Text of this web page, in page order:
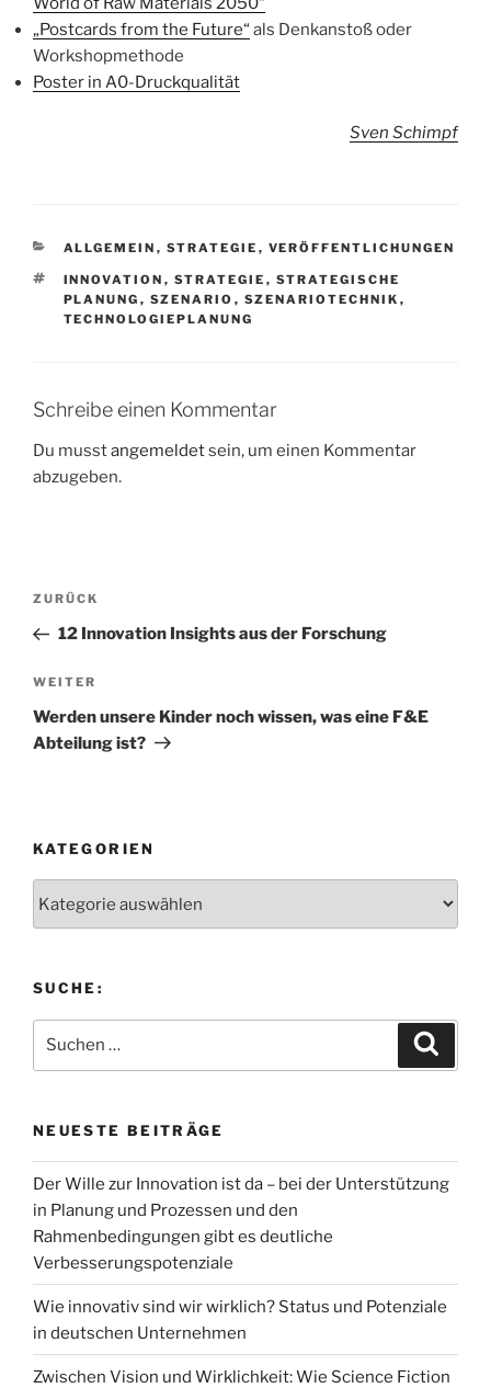
„Postcards from the Future“ als Denkanstoß oder
Workshopmethode
Poster in A0-Druckqualität
Sven Schimpf
KATEGORIEN
ALLGEMEIN , STRATEGIE , VERÖFFENTLICHUNGEN
SCHLAGWÖRTER
INNOVATION , STRATEGIE , STRATEGISCHE
PLANUNG , SZENARIO , SZENARIOTECHNIK ,
TECHNOLOGIEPLANUNG
Schreibe einen Kommentar
Du musstangemeldetsein, um einen Kommentar
abzugeben.
Beitragsnavigation
Vorheriger
Beitrag
ZURÜCK
12 Innovation Insights aus der Forschung
Nächster
Beitrag
WEITER
Werden unsere Kinder noch wissen, was eine F&E
Abteilung ist?
KATEGORIEN
SUCHE:
nach:
NEUESTE BEITRÄGE
Der Wille zur Innovation ist da – bei der Unterstützung
in Planung und Prozessen und den
Rahmenbedingungen gibt es deutliche
Verbesserungspotenziale
Wie innovativ sind wir wirklich? Status und Potenziale
in deutschen Unternehmen
Zwischen Vision und Wirklichkeit: Wie Science Fiction